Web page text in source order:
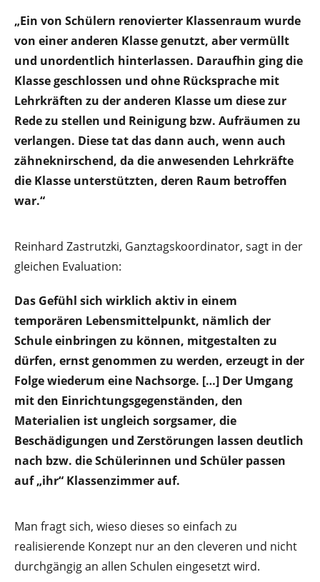
„Ein von Schülern renovierter Klassenraum wurde
von einer anderen Klasse genutzt, aber vermüllt
und unordentlich hinterlassen. Daraufhin ging die
Klasse geschlossen und ohne Rücksprache mit
Lehrkräften zu der anderen Klasse um diese zur
Rede zu stellen und Reinigung bzw. Aufräumen zu
verlangen. Diese tat das dann auch, wenn auch
zähneknirschend, da die anwesenden Lehrkräfte
die Klasse unterstützten, deren Raum betroffen
war.“
Reinhard Zastrutzki, Ganztagskoordinator, sagt in der
gleichen Evaluation:
Das Gefühl sich wirklich aktiv in einem
temporären Lebensmittelpunkt, nämlich der
Schule einbringen zu können, mitgestalten zu
dürfen, ernst genommen zu werden, erzeugt in der
Folge wiederum eine Nachsorge. […] Der Umgang
mit den Einrichtungsgegenständen, den
Materialien ist ungleich sorgsamer, die
Beschädigungen und Zerstörungen lassen deutlich
nach bzw. die Schülerinnen und Schüler passen
auf „ihr“ Klassenzimmer auf.
Man fragt sich, wieso dieses so einfach zu
realisierende Konzept nur an den cleveren und nicht
durchgängig an allen Schulen eingesetzt wird.